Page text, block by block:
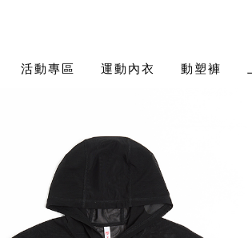
活動專區 運動內衣 動塑褲